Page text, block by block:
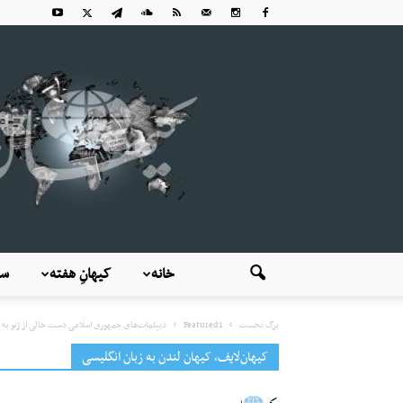
کیهانِ هفته خانه
برگ نخست Featured1 دیپلمات‌های جمهوری اسلامی دست خالی از ژنو به
کیهان‌لایف، کیهان لندن به زبان انگلیسی